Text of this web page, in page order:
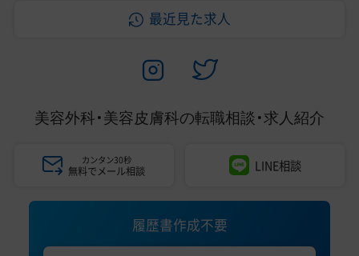
最近見た求人
美容外科・美容皮膚科の転職相談・求人紹介
カンタン30秒
無料でメール相談 LINE相談
履歴書作成不要